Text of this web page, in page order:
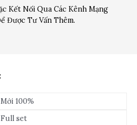
Kết Nối Qua Các Kênh Mạng
Được Tư Vấn Thêm.
Mới 100%
Full set